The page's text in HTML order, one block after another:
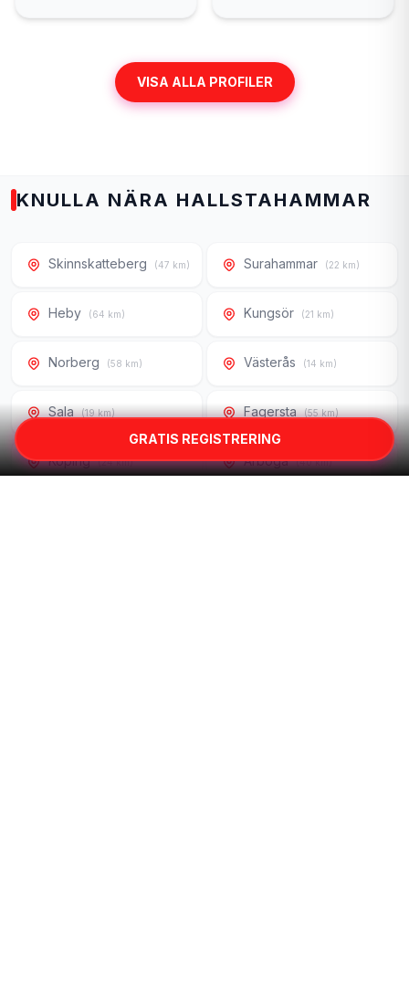
VISA ALLA PROFILER
KNULLA NÄRA HALLSTAHAMMAR
Skinnskatteberg (47 km) Surahammar (22 km)
Heby (64 km) Kungsör (21 km)
Norberg (58 km) Västerås (14 km)
Sala (19 km) Fagersta (55 km)
Köping (24 km) Arboga (40 km)
GRATIS REGISTRERING